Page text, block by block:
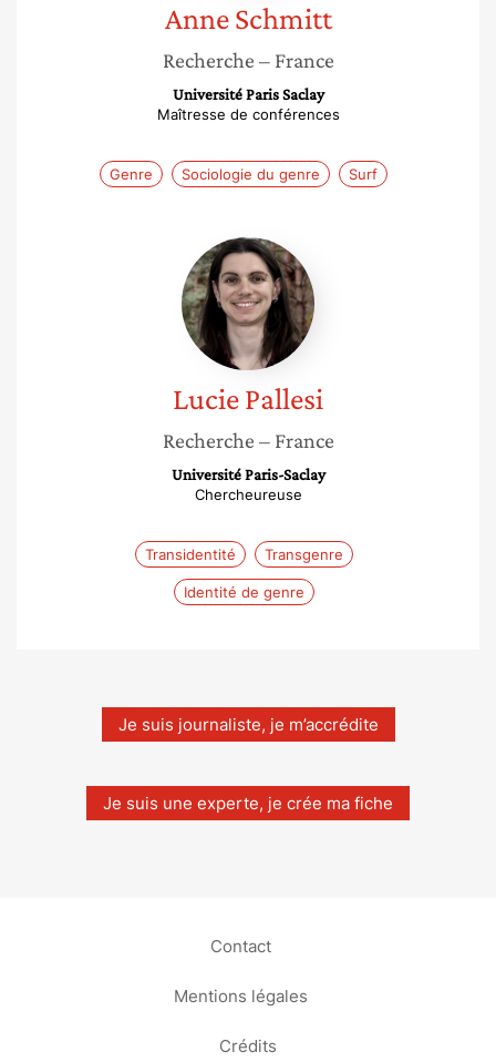
Anne Schmitt
Recherche – France
Université Paris Saclay
Maîtresse de conférences
Genre Sociologie du genre Surf
Lucie
Pallesi
LuciePallesi
Recherche – France
Université Paris-Saclay
Chercheureuse
Transidentité Transgenre
Identité de genre
Je suis journaliste, je m’accrédite
Je suis une experte, je crée ma fiche
Contact
Mentions légales
Crédits